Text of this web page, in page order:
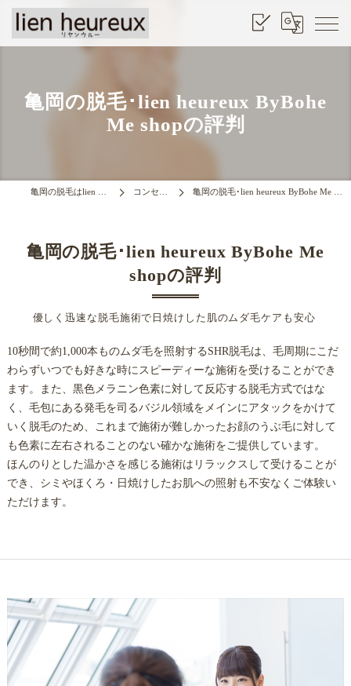
亀岡の脱毛･lien heureux ByBohe
Me shopの評判
コンセプト 亀岡の脱毛･lien heureux ByBohe Me shopの評判
優しく迅速な脱毛施術で日焼けした肌のムダ毛ケアも安心
亀岡の脱毛･lien heureux ByBohe Me
shopの評判
10秒間で約1,000本ものムダ毛を照射するSHR脱毛は、毛周期にこだ
わらずいつでも好きな時にスピーディーな施術を受けることができ
ます。また、黒色メラニン色素に対して反応する脱毛方式ではな
く、毛包にある発毛を司るバジル領域をメインにアタックをかけて
いく脱毛のため、これまで施術が難しかったお顔のうぶ毛に対して
も色素に左右されることのない確かな施術をご提供しています。
ほんのりとした温かさを感じる施術はリラックスして受けることが
でき、シミやほくろ・日焼けしたお肌への照射も不安なくご体験い
ただけます。